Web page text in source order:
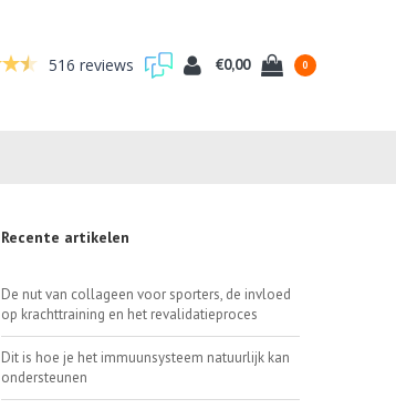
516 reviews €0,00 0
Recente artikelen
De nut van collageen voor sporters, de invloed
op krachttraining en het revalidatieproces
Dit is hoe je het immuunsysteem natuurlijk kan
ondersteunen